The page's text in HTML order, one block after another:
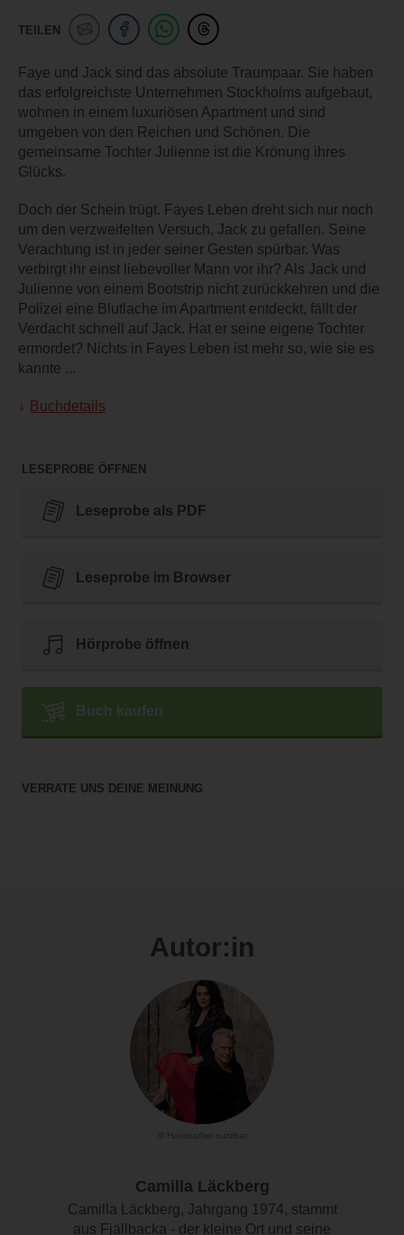
TEILEN
Faye und Jack sind das absolute Traumpaar. Sie haben
das erfolgreichste Unternehmen Stockholms aufgebaut,
wohnen in einem luxuriösen Apartment und sind
umgeben von den Reichen und Schönen. Die
gemeinsame Tochter Julienne ist die Krönung ihres
Glücks.
Doch der Schein trügt. Fayes Leben dreht sich nur noch
um den verzweifelten Versuch, Jack zu gefallen. Seine
Verachtung ist in jeder seiner Gesten spürbar. Was
verbirgt ihr einst liebevoller Mann vor ihr? Als Jack und
Julienne von einem Bootstrip nicht zurückkehren und die
Polizei eine Blutlache im Apartment entdeckt, fällt der
Verdacht schnell auf Jack. Hat er seine eigene Tochter
ermordet? Nichts in Fayes Leben ist mehr so, wie sie es
kannte ...
Buchdetails
LESEPROBE ÖFFNEN
Leseprobe als PDF
Leseprobe im Browser
Hörprobe öffnen
Buch kaufen
VERRATE UNS DEINE MEINUNG
Autor:in
© Honorarfrei nutzbar
Camilla Läckberg
Camilla Läckberg, Jahrgang 1974, stammt
aus Fjällbacka - der kleine Ort und seine